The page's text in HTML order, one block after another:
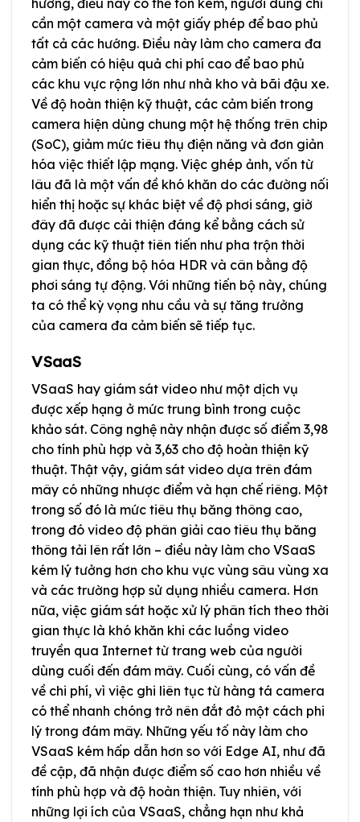
cần một camera và một giấy phép để bao phủ
tất cả các hướng. Điều này làm cho camera đa
cảm biến có hiệu quả chi phí cao để bao phủ
các khu vực rộng lớn như nhà kho và bãi đậu xe.
Về độ hoàn thiện kỹ thuật, các cảm biến trong
camera hiện dùng chung một hệ thống trên chip
(SoC), giảm mức tiêu thụ điện năng và đơn giản
hóa việc thiết lập mạng. Việc ghép ảnh, vốn từ
lâu đã là một vấn đề khó khăn do các đường nối
hiển thị hoặc sự khác biệt về độ phơi sáng, giờ
đây đã được cải thiện đáng kể bằng cách sử
dụng các kỹ thuật tiên tiến như pha trộn thời
gian thực, đồng bộ hóa HDR và cân bằng độ
phơi sáng tự động. Với những tiến bộ này, chúng
ta có thể kỳ vọng nhu cầu và sự tăng trưởng
của camera đa cảm biến sẽ tiếp tục.
VSaaS
VSaaS hay giám sát video như một dịch vụ
được xếp hạng ở mức trung bình trong cuộc
khảo sát. Công nghệ này nhận được số điểm 3,98
cho tính phù hợp và 3,63 cho độ hoàn thiện kỹ
thuật. Thật vậy, giám sát video dựa trên đám
mây có những nhược điểm và hạn chế riêng. Một
trong số đó là mức tiêu thụ băng thông cao,
trong đó video độ phân giải cao tiêu thụ băng
thông tải lên rất lớn – điều này làm cho VSaaS
kém lý tưởng hơn cho khu vực vùng sâu vùng xa
và các trường hợp sử dụng nhiều camera. Hơn
nữa, việc giám sát hoặc xử lý phân tích theo thời
gian thực là khó khăn khi các luồng video
truyền qua Internet từ trang web của người
dùng cuối đến đám mây. Cuối cùng, có vấn đề
về chi phí, vì việc ghi liên tục từ hàng tá camera
có thể nhanh chóng trở nên đắt đỏ một cách phi
lý trong đám mây. Những yếu tố này làm cho
VSaaS kém hấp dẫn hơn so với Edge AI, như đã
đề cập, đã nhận được điểm số cao hơn nhiều về
tính phù hợp và độ hoàn thiện. Tuy nhiên, với
những lợi ích của VSaaS, chẳng hạn như khả